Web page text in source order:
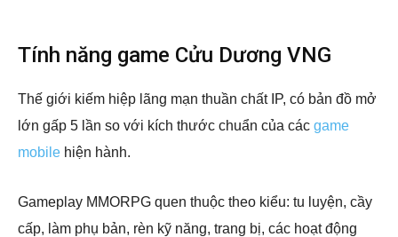
Tính năng game Cửu Dương VNG
Thế giới kiếm hiệp lãng mạn thuần chất IP, có bản đồ mở
lớn gấp 5 lần so với kích thước chuẩn của các game
mobile hiện hành.
Gameplay MMORPG quen thuộc theo kiểu: tu luyện, cầy
cấp, làm phụ bản, rèn kỹ năng, trang bị, các hoạt động